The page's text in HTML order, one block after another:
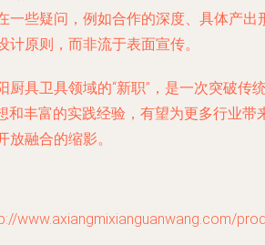
一些疑问，例如合作的深度、具体产
原则，而非流于表面宣传。
厨具卫具领域的“新职”，是一次突破
和丰富的实践经验，有望为更多行业
融合的缩影。
www.axiangmixianguanwang.com/